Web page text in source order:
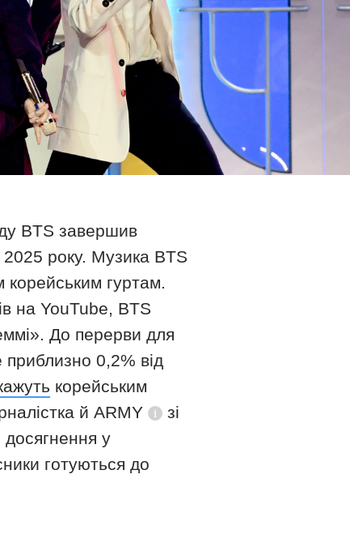
BTS завершив
року. Музика BTS
корейським гуртам.
на YouTube, BTS
До перерви для
0,2% від
корейським
й ARMY
Довідка
зі
досягнення у
готуються до